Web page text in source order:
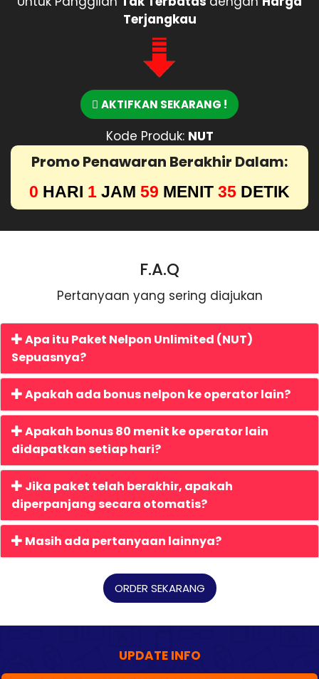
Terjangkau
AKTIFKAN SEKARANG !
Kode Produk: NUT
Promo Penawaran Berakhir Dalam:
0 HARI 1 JAM 59 MENIT 34 DETIK
F.A.Q
Pertanyaan yang sering diajukan
Apa itu Paket Nelpon Unlimited (NUT)
Sepuasnya?
Apakah ada bonus nelpon ke operator lain?
Apakah bonus 80 menit ke operator lain
didapatkan setiap hari?
Jika paket telah berakhir, apakah
diperpanjang secara otomatis?
Masih ada pertanyaan lainnya?
ORDER SEKARANG
UPDATE INFO